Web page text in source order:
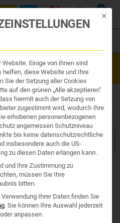
0
schnell und 24/7 für Sie da!
ab €50
„harnwegsinfektion“
ANZEIGEN
Mit
Einige von ihnen sind
helfen, diese Website und Ihre
Sie der Setzung aller Cookies
auf den grünen „Alle akzeptieren“
hiermit auch der Setzung von
zugestimmt wird, wodurch Ihre
erhobenen personenbezogenen
angemessen Schutzniveau
bis keine datenschutzrechtliche
insbesondere auch die US-
zu diesen Daten erlangen kann.
und Ihre Zustimmung zu
müssen Sie Ihre
bitten.
Ihrer Daten finden Sie
. Sie können Ihre Auswahl jederzeit
anpassen.